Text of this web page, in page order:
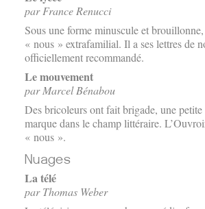
par France Renucci
Sous une forme minuscule et
« nous » extrafamilial. Il a ses lettres de
officiellement recommandé.
Le mouvement
par Marcel Bénabou
Des bricoleurs ont fait brigade, une
marque dans le champ littéraire.
« nous ».
La télé
par Thomas Weber